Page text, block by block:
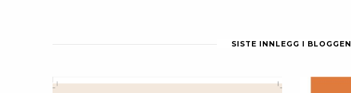
SISTE INNLEGG I BLOGGEN